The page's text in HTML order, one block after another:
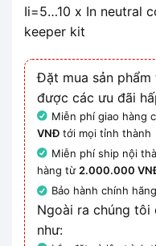
Ii=5…10 x In neutral
keeper kit
Đặt mua sản phẩm
được các ưu đãi
Miễn phí giao hàng
VNĐ tới mọi tỉnh thành
Miễn phí ship nội
hàng từ2.000.000
Bảo hành chính
Ngoài ra chúng tôi
như: